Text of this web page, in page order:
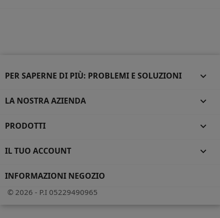
PER SAPERNE DI PIÙ: PROBLEMI E SOLUZIONI 
LA NOSTRA AZIENDA 
PRODOTTI 
IL TUO ACCOUNT 
INFORMAZIONI NEGOZIO
© 2026 - P.I 05229490965